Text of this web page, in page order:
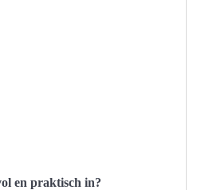
en praktisch in?